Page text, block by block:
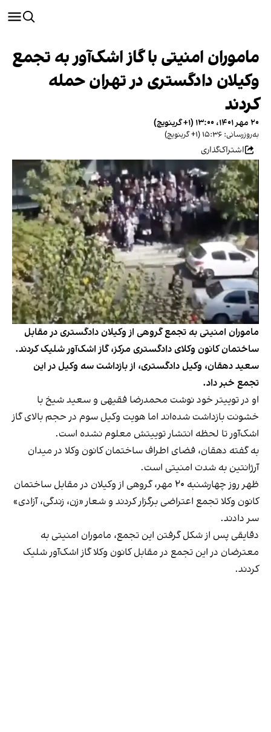
ماموران امنیتی با گاز اشک‌آور به تجمع
وکیلان دادگستری در تهران حمله
کردند
۲۰ مهر ۱۴۰۱، ۱۳:۰۰ (‎+۱ گرینویچ)
به‌روزرسانی: ۱۵:۳۶ (‎+۱ گرینویچ)
اشتراک‌گذاری
ماموران امنیتی به تجمع گروهی از وکیلان دادگستری در مقابل
ساختمان کانون وکلای دادگستری مرکز، گاز اشک‌آور شلیک کردند.
سعید دهقان، وکیل دادگستری، از بازداشت سه وکیل در این
تجمع خبر داد.
او در توییتر خود نوشت محمدرضا فقیهی و سعید شیخ با
خشونت بازداشت شده‌اند اما هویت وکیل سوم در حجم بالای گاز
اشک‌آور تا لحظه انتشار توییتش معلوم نشده است.
به گفته دهقان، فضای اطراف ساختمان کانون وکلا در میدان
آرژانتین به شدت امنیتی است.
ظهر روز چهارشنبه ۲۰ مهر، گروهی از وکیلان در مقابل ساختمان
کانون وکلا تجمع اعتراضی برگزار کردند و شعار «زن، زندگی، آزادی»
سر دادند.
دقایقی پس از شکل گرفتن این تجمع، ماموران امنیتی به
معترضان در این تجمع در مقابل کانون وکلا گاز اشک‌آور شلیک
کردند.